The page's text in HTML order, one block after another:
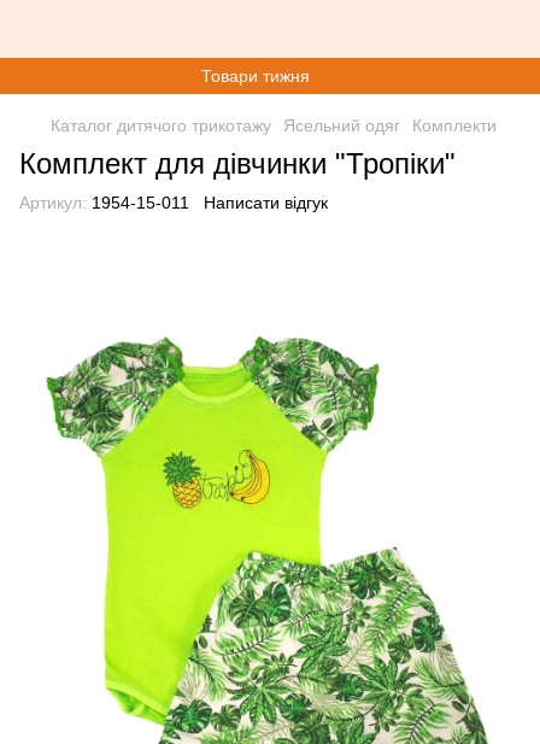
Товари тижня
Каталог дитячого трикотажу Ясельний одяг Комплекти
Комплект для дівчинки "Тропіки"
Артикул: 1954-15-011 Написати відгук